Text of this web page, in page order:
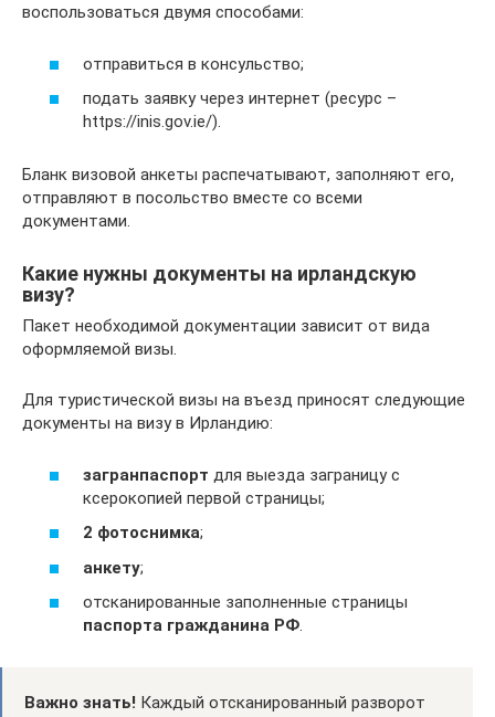
воспользоваться двумя способами:
отправиться в консульство;
подать заявку через интернет (ресурс –
https://inis.gov.ie/).
Бланк визовой анкеты распечатывают, заполняют его,
отправляют в посольство вместе со всеми
документами.
Какие нужны документы на ирландскую
визу?
Пакет необходимой документации зависит от вида
оформляемой визы.
Для туристической визы на въезд приносят следующие
документы на визу в Ирландию:
загранпаспорт для выезда заграницу с
ксерокопией первой страницы;
2 фотоснимка;
анкету;
отсканированные заполненные страницы
паспорта гражданина РФ.
Важно знать! Каждый отсканированный разворот